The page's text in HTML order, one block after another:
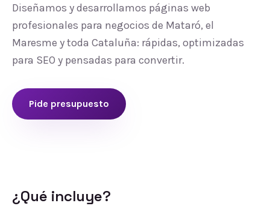
Diseñamos y desarrollamos páginas web
profesionales para negocios de Mataró, el
Maresme y toda Cataluña: rápidas, optimizadas
para SEO y pensadas para convertir.
Pide presupuesto
¿Qué incluye?